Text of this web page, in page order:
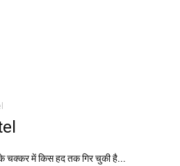
चक्कर में किस हद तक गिर चुकी है...